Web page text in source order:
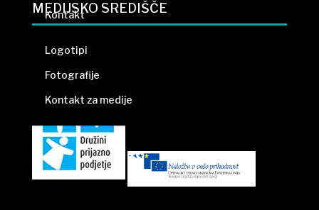
Kontakt
MEDIJSKO SREDIŠČE
Logotipi
Fotografije
Kontakt za medije